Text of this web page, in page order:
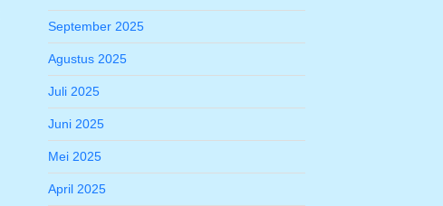
September 2025
Agustus 2025
Juli 2025
Juni 2025
Mei 2025
April 2025